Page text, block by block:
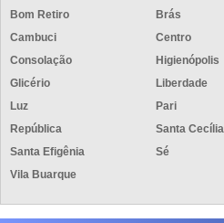
Bom Retiro
Brás
Cambuci
Centro
Consolação
Higienópolis
Glicério
Liberdade
Luz
Pari
República
Santa Cecília
Santa Efigênia
Sé
Vila Buarque